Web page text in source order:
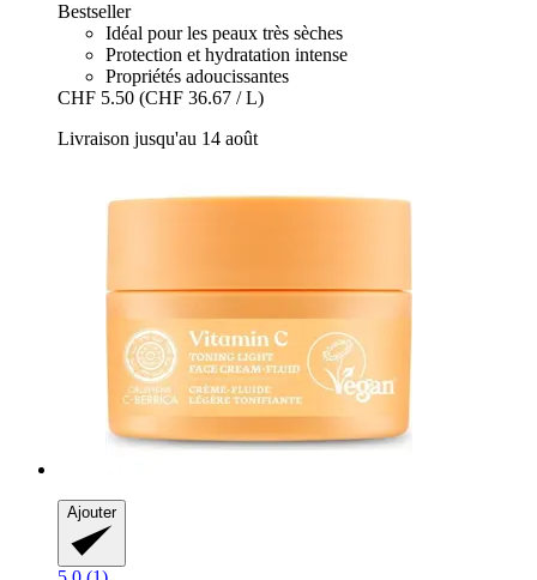
Bestseller
Idéal pour les peaux très sèches
Protection et hydratation intense
Propriétés adoucissantes
CHF 5.50 (CHF 36.67 / L)
Livraison jusqu'au 14 août
Ajouter